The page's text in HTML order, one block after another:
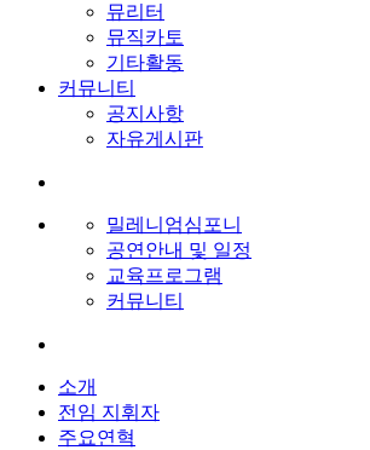
뮤리터
뮤직카토
기타활동
커뮤니티
공지사항
자유게시판
밀레니엄심포니
공연안내 및 일정
교육프로그램
커뮤니티
소개
전임 지휘자
주요연혁